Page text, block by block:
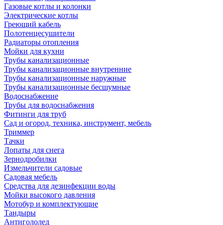
Газовые котлы и колонки
Электрические котлы
Греющий кабель
Полотенцесушители
Радиаторы отопления
Мойки для кухни
Трубы канализационные
Трубы канализационные внутренние
Трубы канализационные наружные
Трубы канализационные бесшумные
Водоснабжение
Трубы для водоснабжения
Фитинги для труб
Сад и огород, техника, инструмент, мебель
Триммер
Тачки
Лопаты для снега
Зернодробилки
Измельчители садовые
Садовая мебель
Средства для дезинфекции воды
Мойки высокого давления
Мотобур и комплектующие
Тандыры
Антигололед